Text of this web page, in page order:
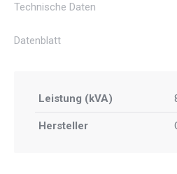
Technische Daten
Datenblatt
Leistung (kVA)
Hersteller